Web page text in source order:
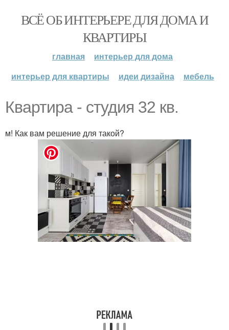
ВСЁ ОБ ИНТЕРЬЕРЕ ДЛЯ ДОМА И
КВАРТИРЫ
главная
интерьер для дома
интерьер для квартиры
идеи дизайна мебель
Квартира - студия 32 кв.
м! Как вам решение для такой?